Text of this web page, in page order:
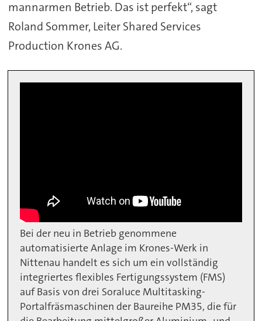
mannarmen Betrieb. Das ist perfekt“, sagt
Roland Sommer, Leiter Shared Services
Production Krones AG.
Bei der neu in Betrieb genommene
automatisierte Anlage im Krones-Werk in
Nittenau handelt es sich um ein vollständig
integriertes flexibles Fertigungssystem (FMS)
auf Basis von drei Soraluce Multitasking-
Portalfräsmaschinen der Baureihe PM35, die für